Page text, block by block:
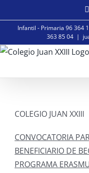
al
contenido
Infantil - Primaria 96 364
363 85 04 |
COLEGIO JUAN XXIII
CONVOCATORIA
BENEFICIARIO DE
PROGRAMA